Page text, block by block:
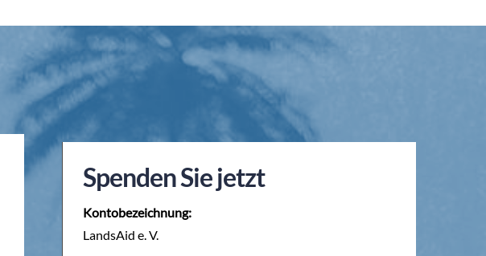
Spenden Sie jetzt
Kontobezeichnung:
LandsAid e. V.